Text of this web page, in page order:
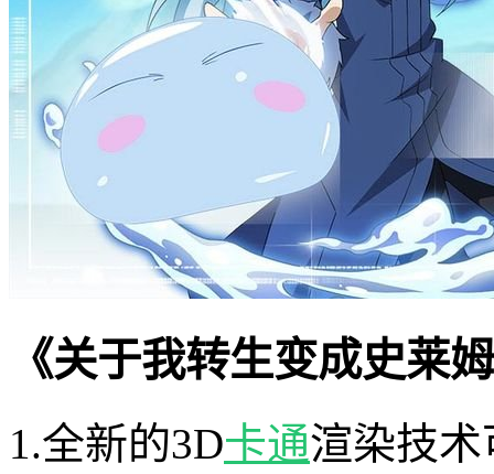
《关于我转生变成史莱
1.全新的3D卡通渲染技